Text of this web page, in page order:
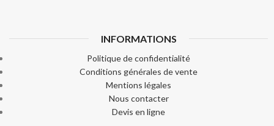
INFORMATIONS
Politique de confidentialité
Conditions générales de vente
Mentions légales
Nous contacter
Devis en ligne